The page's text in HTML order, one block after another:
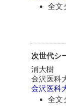
全文
次世代シ
浦大樹
金沢医科
金沢医科
全文